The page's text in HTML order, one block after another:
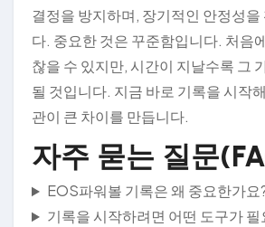
결정을 방지하며, 장기적인 안정성을
다. 중요한 것은 꾸준함입니다. 처음
찮을 수 있지만, 시간이 지날수록 그
될 것입니다. 지금 바로 기록을 시작
관이 큰 차이를 만듭니다.
자주 묻는 질문
EOS파워볼 기록은 왜 중요한가요
기록을 시작하려면 어떤 도구가